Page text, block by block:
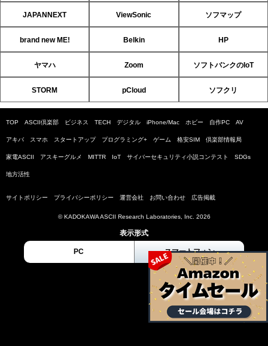
JAPANNEXT ViewSonic ソフマップ
brand new ME! Belkin HP
ヤマハ Zoom ソフトバンクのIoT
STORM pCloud ソフクリ
TOP ASCII倶楽部 ビジネス TECH デジタル iPhone/Mac ホビー 自作PC AV
アキバ スマホ スタートアップ プログラミング+ ゲーム 格安SIM 倶楽部情報局
家電ASCII アスキーグルメ MITTR IoT サイバーセキュリティ小説コンテスト SDGs
地方活性
サイトポリシー プライバシーポリシー 運営会社 お問い合わせ 広告掲載
© KADOKAWA ASCII Research Laboratories, Inc. 2026
表示形式
PC スマートフォン